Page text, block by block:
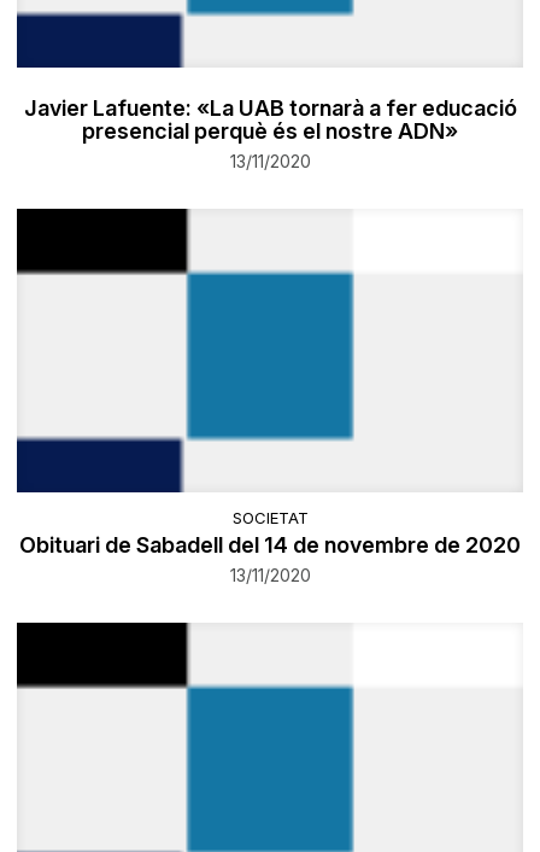
Javier Lafuente: «La UAB tornarà a fer educació
presencial perquè és el nostre ADN»
13/11/2020
SOCIETAT
Obituari de Sabadell del 14 de novembre de 2020
13/11/2020